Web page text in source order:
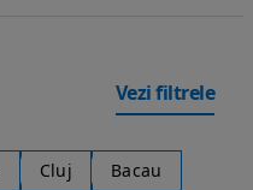
Vezi filtrele
Cluj Bacau